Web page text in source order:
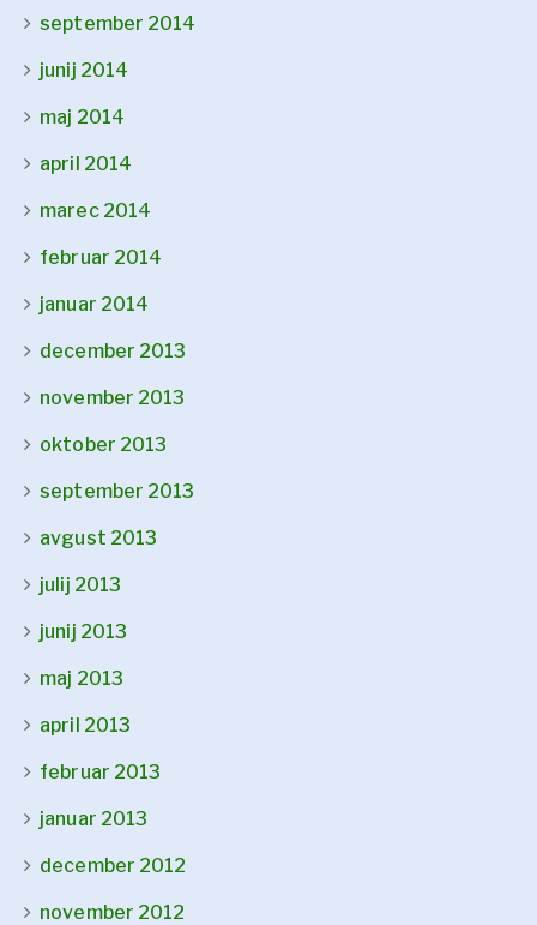
september 2014
junij 2014
maj 2014
april 2014
marec 2014
februar 2014
januar 2014
december 2013
november 2013
oktober 2013
september 2013
avgust 2013
julij 2013
junij 2013
maj 2013
april 2013
februar 2013
januar 2013
december 2012
november 2012